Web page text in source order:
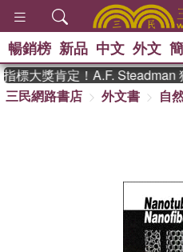
熱搜
偉大
暢銷榜 新品 中文 外文
標大獎肯定！A.F. Steadman
三民網路書店
外文書 自